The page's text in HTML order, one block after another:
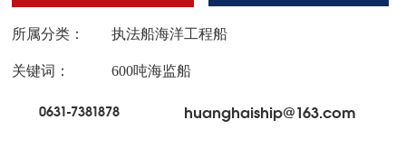
所属分类： 执法船海洋工程船
关键词： 600吨海监船
0631-7381878 huanghaiship@163.com